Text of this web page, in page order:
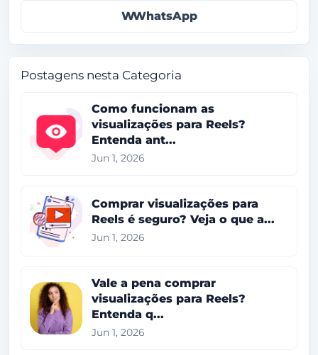
WhatsApp
Postagens nesta Categoria
Como funcionam as
visualizações para Reels?
Entenda ant...
Jun 1, 2026
Comprar visualizações para
Reels é seguro? Veja o que a...
Jun 1, 2026
Vale a pena comprar
visualizações para Reels?
Entenda q...
Jun 1, 2026